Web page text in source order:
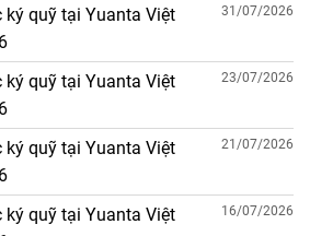
quỹ tại Yuanta Việt
31/07/2026
quỹ tại Yuanta Việt
23/07/2026
quỹ tại Yuanta Việt
21/07/2026
quỹ tại Yuanta Việt
16/07/2026